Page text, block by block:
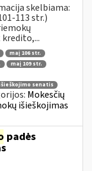
skelbiama:
113 str.)
maį 106 str.
maį 109 str.
senatis
Mokesčių
išieškojimas
padės